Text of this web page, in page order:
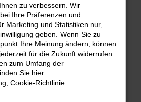
für
eine Škoda Enyaq
in Dortmund
zu verbessern. Wir
Ihre Präferenzen und
Marketing und Statistiken nur,
geben. Wenn Sie zu
Ihre Meinung ändern, können
für die Zukunft widerrufen.
zum Umfang der
Sie hier:
Cookie-Richtlinie